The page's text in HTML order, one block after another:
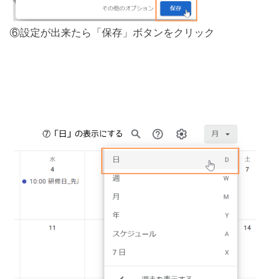
⑥設定が出来たら「保存」ボタンをクリック